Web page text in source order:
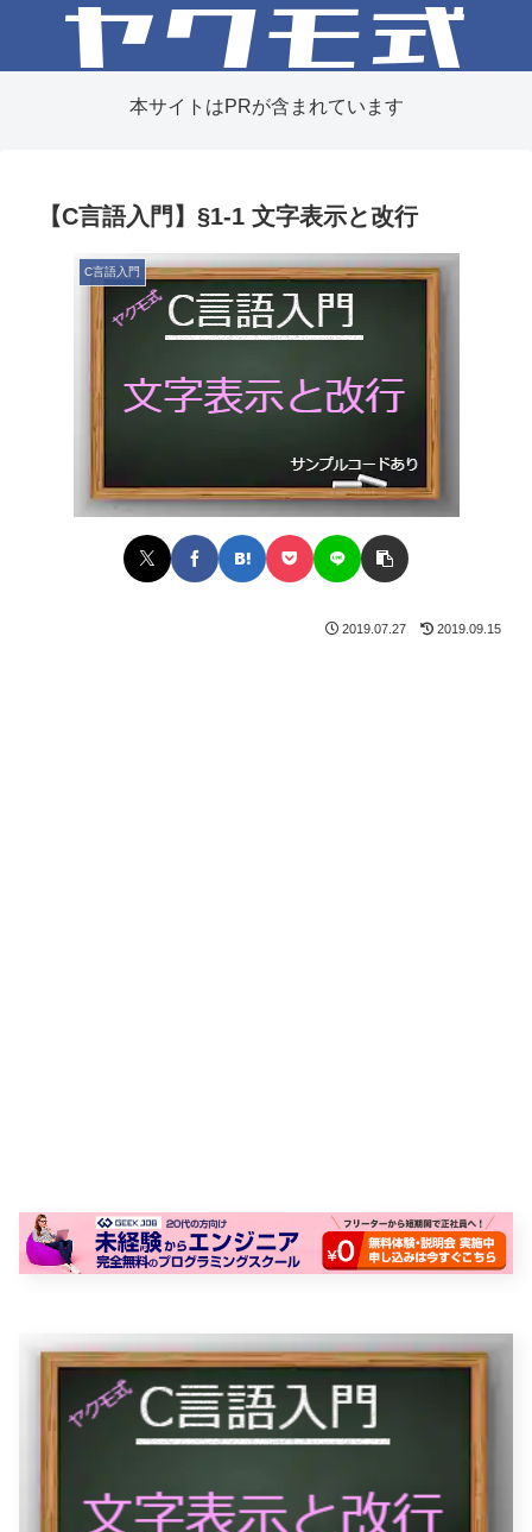
本サイトはPRが含まれています
【C言語入門】§1-1 文字表示と改行
C言語入門
2019.07.27 2019.09.15